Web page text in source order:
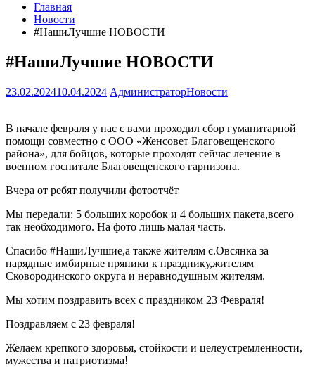
Главная
Новости
#НашиЛучшие НОВОСТИ
#НашиЛучшие НОВОСТИ
23.02.202410.04.2024 АдминистраторНовости
В начале февраля у нас с вами проходил сбор гуманитарной
помощи совместно с ООО «Женсовет Благовещенского
района», для бойцов, которые проходят сейчас лечение в
военном госпитале Благовещенского гарнизона.
Вчера от ребят получили фотоотчёт
Мы передали: 5 больших коробок и 4 больших пакета,всего
так необходимого. На фото лишь малая часть.
Спасибо #НашиЛучшие,а также жителям с.Овсянка за
нарядные имбирные пряники к празднику,жителям
Сковородинского округа и неравнодушным жителям.
Мы хотим поздравить всех с праздником 23 Февраля!
Поздравляем с 23 февраля!
Желаем крепкого здоровья, стойкости и целеустремленности,
мужества и патриотизма!